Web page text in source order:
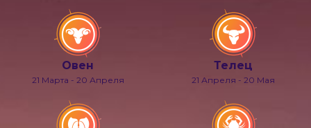
Овен
21 Марта - 20 Апреля
Телец
21 Апреля - 20 Мая